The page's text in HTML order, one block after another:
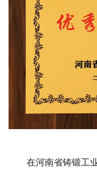
在河南省铸锻工业